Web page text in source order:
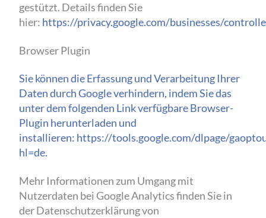
gestützt. Details finden Sie
hier: https://privacy.google.com/businesses/
Browser Plugin
Sie können die Erfassung und Verarbeitung Ihrer
Daten durch Google verhindern, indem Sie das
unter dem folgenden Link verfügbare Browser-
Plugin herunterladen und
installieren: https://tools.google.com/dlpage/
hl=de.
Mehr Informationen zum Umgang mit
Nutzerdaten bei Google Analytics finden Sie in
der Datenschutzerklärung von